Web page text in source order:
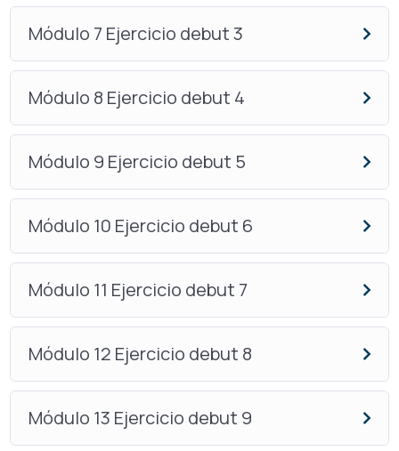
Módulo 7 Ejercicio debut 3
Módulo 8 Ejercicio debut 4
Módulo 9 Ejercicio debut 5
Módulo 10 Ejercicio debut 6
Módulo 11 Ejercicio debut 7
Módulo 12 Ejercicio debut 8
Módulo 13 Ejercicio debut 9